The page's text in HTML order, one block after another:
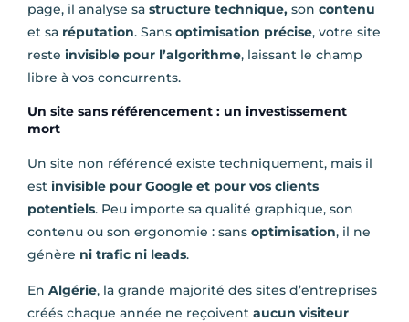
page, il analyse sa structure technique, son contenu
et sa réputation. Sans optimisation précise, votre site
reste invisible pour l’algorithme, laissant le champ
libre à vos concurrents.
Un site sans référencement : un investissement
mort
Un site non référencé existe techniquement, mais il
est invisible pour Google et pour vos clients
potentiels. Peu importe sa qualité graphique, son
contenu ou son ergonomie : sans optimisation, il ne
génère ni trafic ni leads.
En Algérie, la grande majorité des sites d’entreprises
créés chaque année ne reçoivent aucun visiteur